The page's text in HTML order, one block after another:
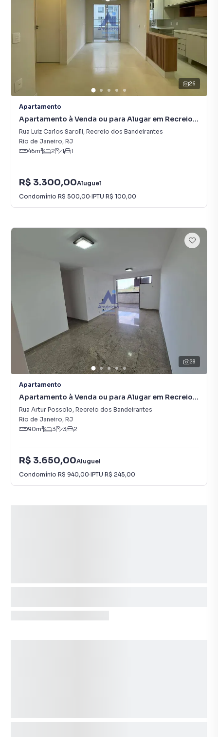
26
Apartamento
Apartamento à Venda ou para Alugar em Recreio
dos Bandeirantes
Rua Luiz Carlos Sarolli, Recreio dos Bandeirantes
Rio de Janeiro, RJ
46m² 2 1 1
R$ 3.300,00Aluguel
Condomínio R$ 500,00·IPTU R$ 100,00
28
Apartamento
Apartamento à Venda ou para Alugar em Recreio
dos Bandeirantes
Rua Artur Possolo, Recreio dos Bandeirantes
Rio de Janeiro, RJ
90m² 3 3 2
R$ 3.650,00Aluguel
Condomínio R$ 940,00·IPTU R$ 245,00